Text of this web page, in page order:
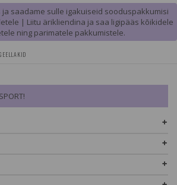
saadame sulle igakuiseid sooduspakkumisi
| Liitu ärikliendina ja saa ligipääs kõikidele
ning parimatele pakkumistele.